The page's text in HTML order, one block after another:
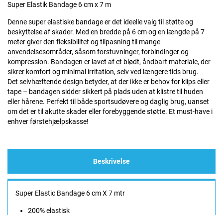
Super Elastik Bandage 6 cm x 7 m
Denne super elastiske bandage er det ideelle valg til støtte og
beskyttelse af skader. Med en bredde på 6 cm og en længde på 7
meter giver den fleksibilitet og tilpasning til mange
anvendelsesområder, såsom forstuvninger, forbindinger og
kompression. Bandagen er lavet af et blødt, åndbart materiale, der
sikrer komfort og minimal irritation, selv ved længere tids brug.
Det selvhæftende design betyder, at der ikke er behov for klips eller
tape – bandagen sidder sikkert på plads uden at klistre til huden
eller hårene. Perfekt til både sportsudøvere og daglig brug, uanset
om det er til akutte skader eller forebyggende støtte. Et must-have i
enhver førstehjælpskasse!
Beskrivelse
Super Elastic Bandage 6 cm X 7 mtr
200% elastisk